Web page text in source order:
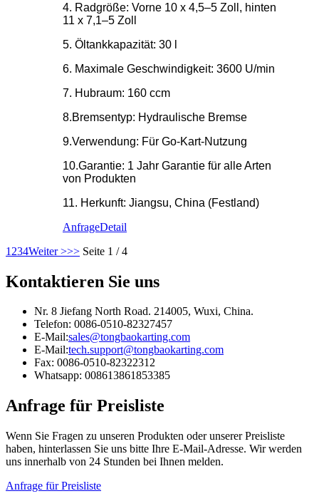
4. Radgröße: Vorne 10 x 4,5–5 Zoll, hinten
11 x 7,1–5 Zoll
5. Öltankkapazität: 30 l
6. Maximale Geschwindigkeit: 3600 U/min
7. Hubraum: 160 ccm
8.Bremsentyp: Hydraulische Bremse
9.Verwendung: Für Go-Kart-Nutzung
10.Garantie: 1 Jahr Garantie für alle Arten
von Produkten
11. Herkunft: Jiangsu, China (Festland)
AnfrageDetail
1 234Weiter >>> Seite 1 / 4
Kontaktieren Sie uns
Nr. 8 Jiefang North Road. 214005, Wuxi, China.
Telefon: 0086-0510-82327457
E-Mail:sales@tongbaokarting.com
E-Mail:tech.support@tongbaokarting.com
Fax: 0086-0510-82322312
Whatsapp: 008613861853385
Anfrage für Preisliste
Wenn Sie Fragen zu unseren Produkten oder unserer Preisliste
haben, hinterlassen Sie uns bitte Ihre E-Mail-Adresse. Wir werden
uns innerhalb von 24 Stunden bei Ihnen melden.
Anfrage für Preisliste